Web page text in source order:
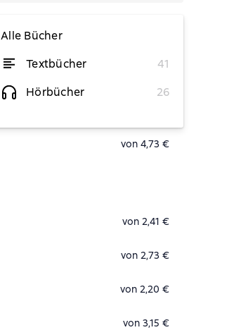
Alle Bücher
Textbücher
41
Hörbücher
26
von 5,26 €
von 4,73 €
von 2,41 €
von 2,73 €
von 2,20 €
von 3,15 €